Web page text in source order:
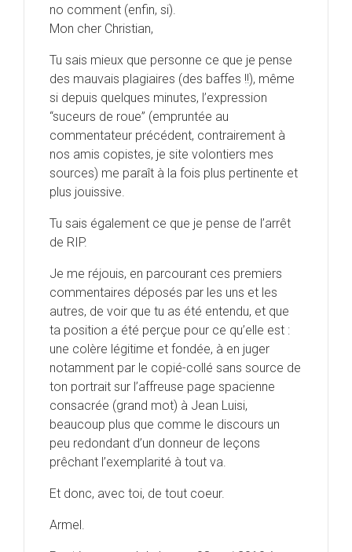
no comment (enfin, si).
Mon cher Christian,
Tu sais mieux que personne ce que je pense
des mauvais plagiaires (des baffes !!), même
si depuis quelques minutes, l’expression
“suceurs de roue” (empruntée au
commentateur précédent, contrairement à
nos amis copistes, je site volontiers mes
sources) me paraît à la fois plus pertinente et
plus jouissive.
Tu sais également ce que je pense de l’arrêt
de RIP.
Je me réjouis, en parcourant ces premiers
commentaires déposés par les uns et les
autres, de voir que tu as été entendu, et que
ta position a été perçue pour ce qu’elle est :
une colère légitime et fondée, à en juger
notamment par le copié-collé sans source de
ton portrait sur l’affreuse page spacienne
consacrée (grand mot) à Jean Luisi,
beaucoup plus que comme le discours un
peu redondant d’un donneur de leçons
prêchant l’exemplarité à tout va.
Et donc, avec toi, de tout coeur.
Armel.